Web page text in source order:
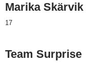
Marika Skärvik
17
Team Surprise